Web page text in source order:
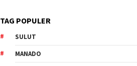
TAG POPULER
SULUT
MANADO